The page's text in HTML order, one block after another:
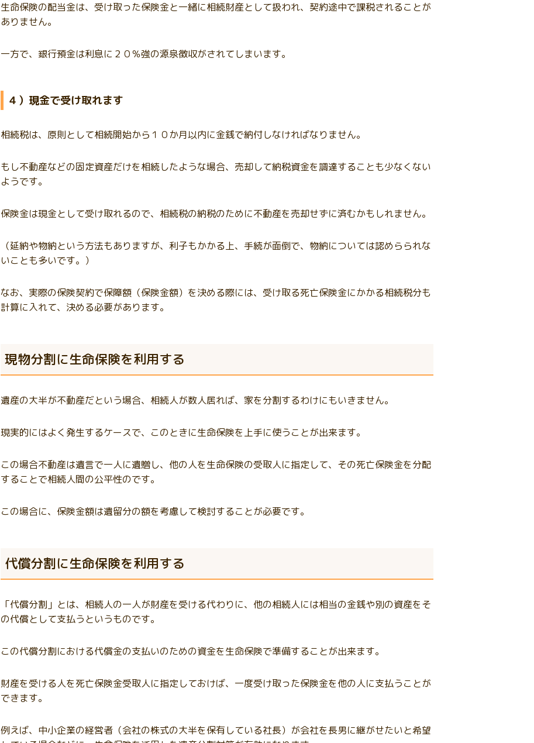
生命保険の配当金は、受け取った保険金と一緒に相続財産として扱われ、契約途中で課税されることが
ありません。
一方で、銀行預金は利息に２０％強の源泉徴収がされてしまいます。
４）現金で受け取れます
相続税は、原則として相続開始から１０か月以内に金銭で納付しなければなりません。
もし不動産などの固定資産だけを相続したような場合、売却して納税資金を調達することも少なくない
ようです。
保険金は現金として受け取れるので、相続税の納税のために不動産を売却せずに済むかもしれません。
（延納や物納という方法もありますが、利子もかかる上、手続が面倒で、物納については認めらられな
いことも多いです。）
なお、実際の保険契約で保障額（保険金額）を決める際には、受け取る死亡保険金にかかる相続税分も
計算に入れて、決める必要があります。
現物分割に生命保険を利用する
遺産の大半が不動産だという場合、相続人が数人居れば、家を分割するわけにもいきません。
現実的にはよく発生するケースで、このときに生命保険を上手に使うことが出来ます。
この場合不動産は遺言で一人に遺贈し、他の人を生命保険の受取人に指定して、その死亡保険金を分配
することで相続人間の公平性のです。
この場合に、保険金額は遺留分の額を考慮して検討することが必要です。
代償分割に生命保険を利用する
「代償分割」とは、相続人の一人が財産を受ける代わりに、他の相続人には相当の金銭や別の資産をそ
の代償として支払うというものです。
この代償分割における代償金の支払いのための資金を生命保険で準備することが出来ます。
財産を受ける人を死亡保険金受取人に指定しておけば、一度受け取った保険金を他の人に支払うことが
できます。
例えば、中小企業の経営者（会社の株式の大半を保有している社長）が会社を長男に継がせたいと希望